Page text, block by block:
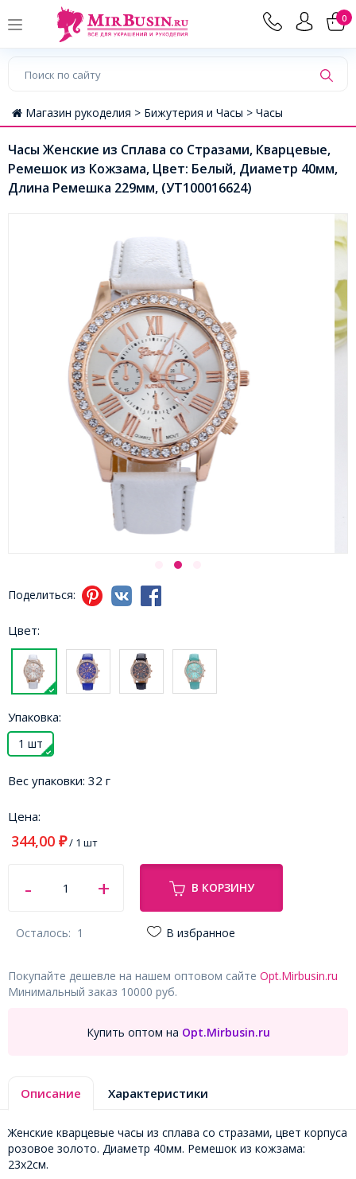
0
Магазин рукоделия > Бижутерия и Часы > Часы
Часы Женские из Сплава со Стразами, Кварцевые,
Ремешок из Кожзама, Цвет: Белый, Диаметр 40мм,
Длина Ремешка 229мм, (УТ100016624)
Поделиться:
Цвет:
Упаковка:
1 шт
Вес упаковки: 32 г
Цена:
344,00 ₽/ 1 шт
В КОРЗИНУ
Осталось: 1 В избранное
Покупайте дешевле на нашем оптовом сайте Opt.Mirbusin.ru
Минимальный заказ 10000 руб.
Купить оптом на Opt.Mirbusin.ru
Описание Характеристики
Женские кварцевые часы из сплава со стразами, цвет корпуса
розовое золото. Диаметр 40мм. Ремешок из кожзама:
23х2см.